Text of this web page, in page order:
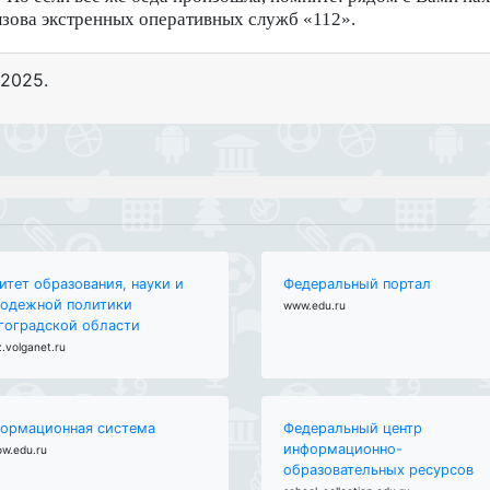
экстренных оперативных служб «112».
.
образования, науки и
политики
области
Федеральный портал
www.edu.ru
система
Федеральный центр
информационно-
образовательных ресурсов